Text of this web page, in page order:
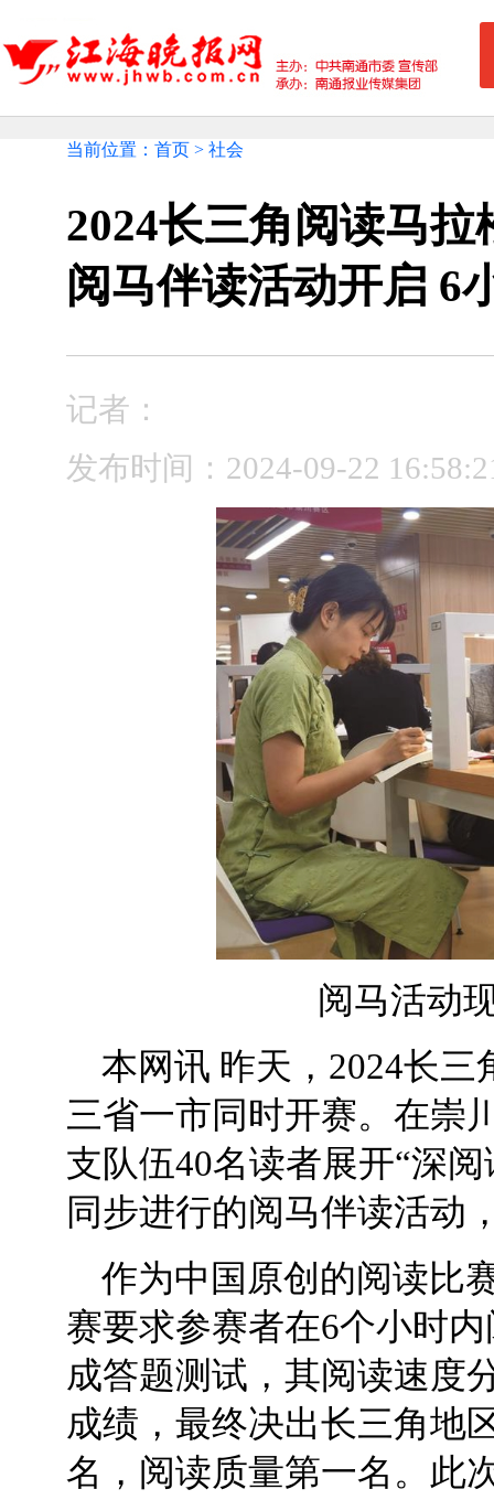
当前位置：首页 > 社会
2024长三角阅读马
阅马伴读活动开启 6
记者：
发布时间：2024-09-22
阅马活动
本网讯 昨天，2024长
三省一市同时开赛。在崇
支队伍40名读者展开“深
同步进行的阅马伴读活动
作为中国原创的阅读比
赛要求参赛者在6个小时
成答题测试，其阅读速度
成绩，最终决出长三角地
名，阅读质量第一名。此